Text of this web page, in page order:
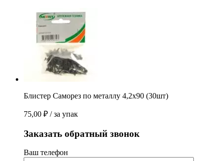
Блистер Саморез по металлу 4,2х90 (30шт)
75,00 ₽ / за упак
Заказать обратный звонок
Ваш телефон